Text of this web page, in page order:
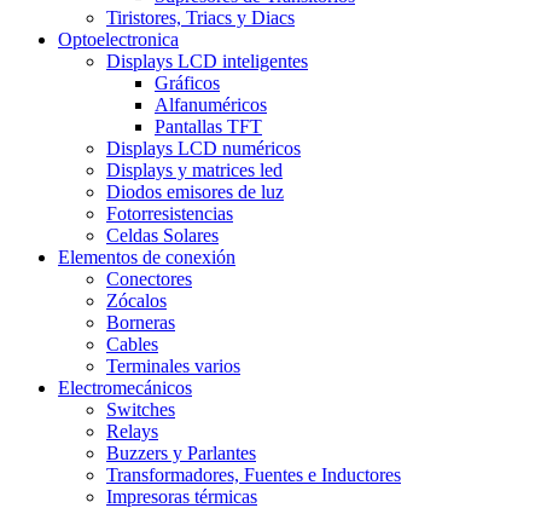
Tiristores, Triacs y Diacs
Optoelectronica
Displays LCD inteligentes
Gráficos
Alfanuméricos
Pantallas TFT
Displays LCD numéricos
Displays y matrices led
Diodos emisores de luz
Fotorresistencias
Celdas Solares
Elementos de conexión
Conectores
Zócalos
Borneras
Cables
Terminales varios
Electromecánicos
Switches
Relays
Buzzers y Parlantes
Transformadores, Fuentes e Inductores
Impresoras térmicas